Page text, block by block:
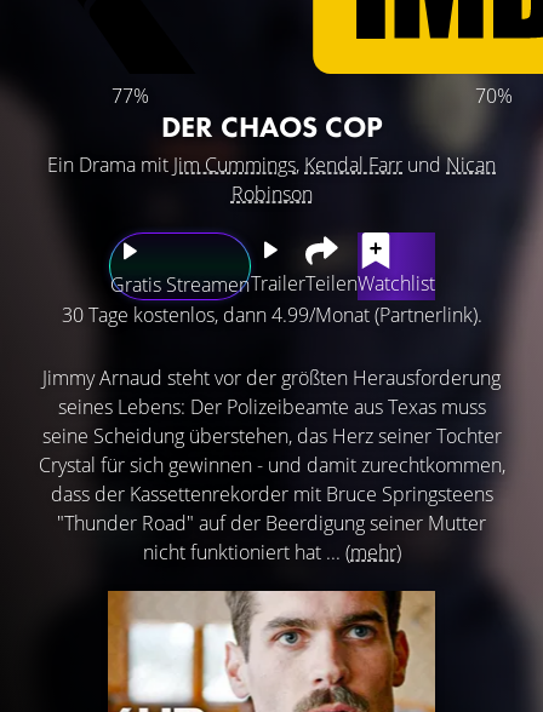
77% 70%
DER CHAOS COP
Ein Drama mit Jim Cummings, Kendal Farr und Nican
Robinson
Gratis StreamenTrailerTeilenWatchlist
30 Tage kostenlos, dann 4.99/Monat (Partnerlink).
Jimmy Arnaud steht vor der größten Herausforderung
seines Lebens: Der Polizeibeamte aus Texas muss
seine Scheidung überstehen, das Herz seiner Tochter
Crystal für sich gewinnen - und damit zurechtkommen,
dass der Kassettenrekorder mit Bruce Springsteens
"Thunder Road" auf der Beerdigung seiner Mutter
nicht funktioniert hat ... (mehr)